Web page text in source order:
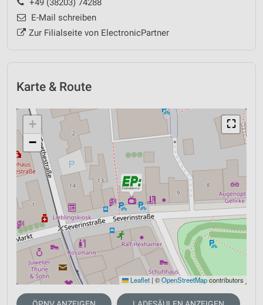
+49 (38203) 74288
E-Mail schreiben
Zur Filialseite von ElectronicPartner
Karte & Route
⛶
+
−
Leaflet | ©OpenStreetMapcontributors